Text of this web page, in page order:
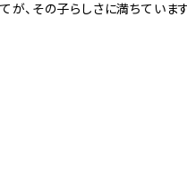
、その子らしさに満ちています